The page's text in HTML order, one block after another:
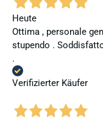
Heute
Ottima , personale
stupendo .
.
Verifizierter Käufer